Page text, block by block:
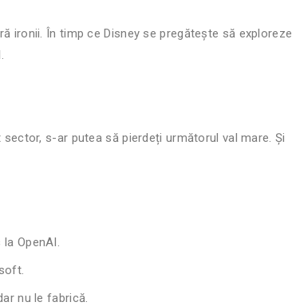
ironii. În timp ce Disney se pregătește să exploreze
s-ar putea să pierdeți următorul val mare. Și
OpenAI.
nu le fabrică.